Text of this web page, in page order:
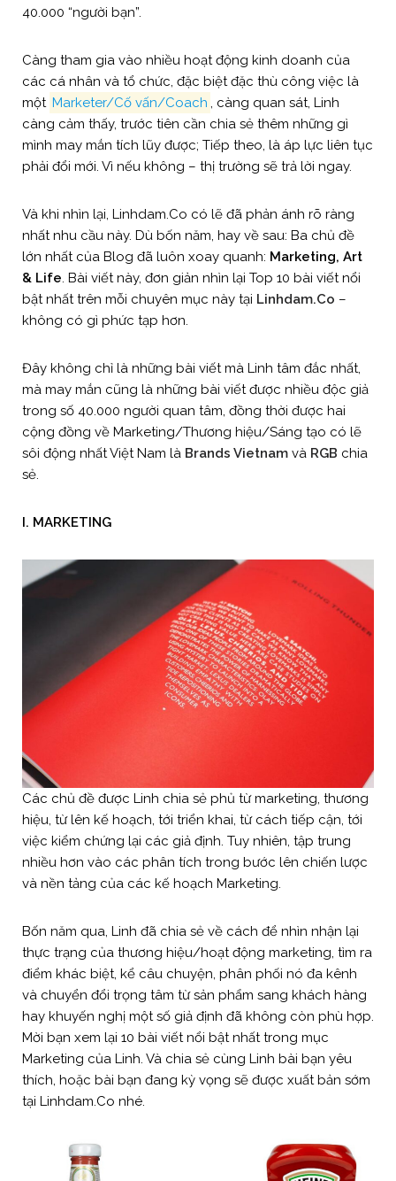
40.000 “người bạn”.
Càng tham gia vào nhiều hoạt động kinh doanh của
các cá nhân và tổ chức, đặc biệt đặc thù công việc là
một Marketer/Cố vấn/Coach , càng quan sát, Linh
càng cảm thấy, trước tiên cần chia sẻ thêm những gì
mình may mắn tích lũy được; Tiếp theo, là áp lực liên tục
phải đổi mới. Vì nếu không – thị trường sẽ trả lời ngay.
Và khi nhìn lại, Linhdam.Co có lẽ đã phản ánh rõ ràng
nhất nhu cầu này. Dù bốn năm, hay về sau: Ba chủ đề
lớn nhất của Blog đã luôn xoay quanh: Marketing, Art
& Life. Bài viết này, đơn giản nhìn lại Top 10 bài viết nổi
bật nhất trên mỗi chuyên mục này tại Linhdam.Co –
không có gì phức tạp hơn.
Đây không chỉ là những bài viết mà Linh tâm đắc nhất,
mà may mắn cũng là những bài viết được nhiều độc giả
trong số 40.000 người quan tâm, đồng thời được hai
cộng đồng về Marketing/Thương hiệu/Sáng tạo có lẽ
sôi động nhất Việt Nam là Brands Vietnam và RGB chia
sẻ.
I. MARKETING
Các chủ đề được Linh chia sẻ phủ từ marketing, thương
hiệu, từ lên kế hoạch, tới triển khai, từ cách tiếp cận, tới
việc kiểm chứng lại các giả định. Tuy nhiên, tập trung
nhiều hơn vào các phân tích trong bước lên chiến lược
và nền tảng của các kế hoạch Marketing.
Bốn năm qua, Linh đã chia sẻ về cách để nhìn nhận lại
thực trạng của thương hiệu/hoạt động marketing, tìm ra
điểm khác biệt, kể câu chuyện, phân phối nó đa kênh
và chuyển đổi trọng tâm từ sản phẩm sang khách hàng
hay khuyến nghị một số giả định đã không còn phù hợp.
Mời bạn xem lại 10 bài viết nổi bật nhất trong mục
Marketing của Linh. Và chia sẻ cùng Linh bài bạn yêu
thích, hoặc bài bạn đang kỳ vọng sẽ được xuất bản sớm
tại Linhdam.Co nhé.